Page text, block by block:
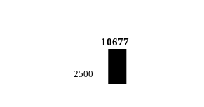
2500
10677